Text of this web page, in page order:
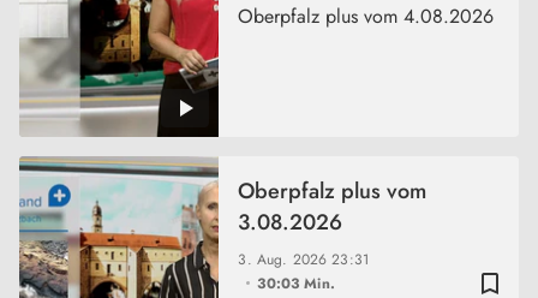
Oberpfalz plus vom 4.08.2026
bookmark_border
3. Aug. 202623:31
30:03 Min.
Oberpfalz plus vom
3.08.2026